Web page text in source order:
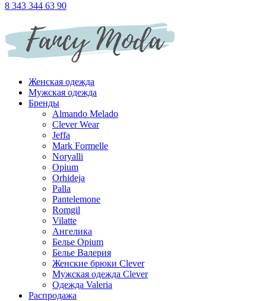
8 343 344 63 90
Женская одежда
Мужская одежда
Бренды
Almando Melado
Clever Wear
Jeffa
Mark Formelle
Noryalli
Opium
Orhideja
Palla
Pantelemone
Romgil
Vilatte
Ангелика
Белье Opium
Белье Валерия
Женские брюки Clever
Мужская одежда Clever
Одежда Valeria
Распродажа